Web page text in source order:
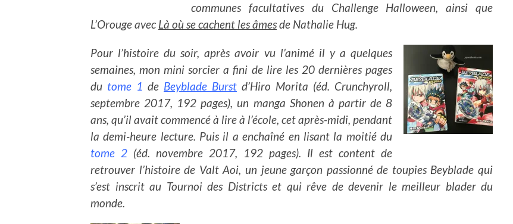
communes facultatives du Challenge Halloween, ainsi que
L’Orouge avec Là où se cachent les âmesde Nathalie Hug.
Pour l’histoire du soir, après avoir vu l’animé il y a quelques
semaines, mon mini sorcier a fini de lire les 20 dernières pages
du tome 1 de Beyblade Burst d’Hiro Morita (éd. Crunchyroll,
septembre 2017, 192 pages), un manga Shonen à partir de 8
ans, qu’il avait commencé à lire à l’école, cet après-midi, pendant
la demi-heure lecture. Puis il a enchaîné en lisant la moitié du
tome 2 (éd. novembre 2017, 192 pages). Il est content de
retrouver l’histoire de Valt Aoi, un jeune garçon passionné de toupies Beyblade qui
s’est inscrit au Tournoi des Districts et qui rêve de devenir le meilleur blader du
monde.